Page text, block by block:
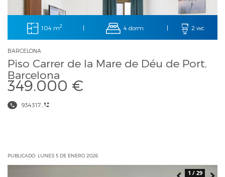
104 m2 | 4 dorm. | 2 wc
BARCELONA
Piso Carrer de la Mare de Déu de Port,
Barcelona
349.000 €
934317...
PUBLICADO: LUNES 5 DE ENERO 2026
1 / 29